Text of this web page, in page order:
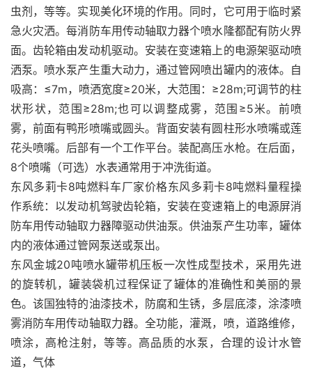
虫剂，等等。实现美化环境的作用。同时，它可用于临时紧
急火灾洒。每消防车用传动轴取力器个喷水隆都配有防火界
面。齿轮箱由发动机驱动。安装在变速箱上的电源架驱动喷
洒泵。喷水泵产生重大动力，通过管网喷出罐内的液体。自
吸高：≤7m，喷洒宽度≥20米，大范围：≥28m;可调节的柱
状形状，范围≥28m;也可以调整成雾，范围≥5米。前喷
雾，前面有鸭形喷嘴或圆头。背面安装有圆柱形水喷嘴或莲
花头喷嘴。后部有一个工作平台。装配高压水枪。在后面，
8个喷嘴（可选）水表通常用于冲洗街道。
东风多莉卡8吨燃料车厂家价格东风多莉卡8吨燃料量程操
作系统：以发动机驾驶齿轮箱，安装在变速箱上的电源屏消
防车用传动轴取力器障驱动供油泵。供油泵产生功率，罐体
内的液体通过管网泵送或泵出。
东风金城20吨喷水罐带机压板一次性成型技术，采用先进
的旋转机，罐装袋机过程保证了罐体的准确性和美丽的景
色。该国独特的油漆技术，防腐和生锈，多层底漆，涂漆喷
雾消防车用传动轴取力器。全功能，灌溉，喷，道路维修，
喷涂，高枪注射，等等。高品质的水泵，合理的设计水管
道，气体